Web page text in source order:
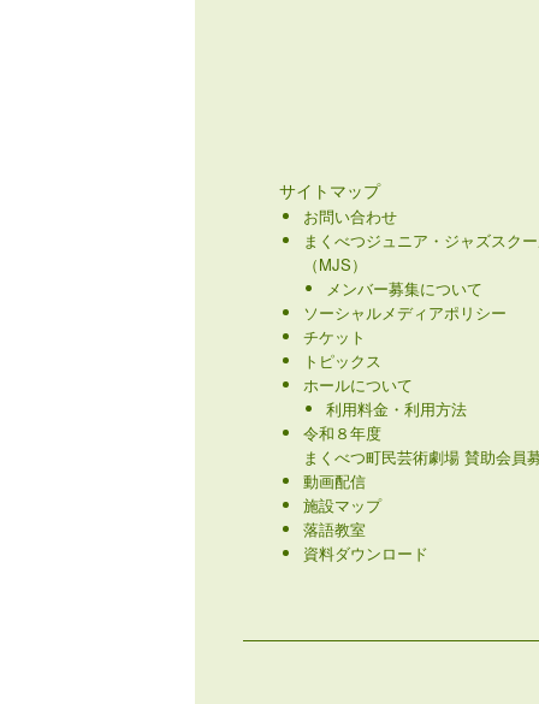
サイトマップ
お問い合わせ
まくべつジュニア・ジャズスク
（MJS）
メンバー募集について
ソーシャルメディアポリシー
チケット
トピックス
ホールについて
利用料金・利用方法
令和８年度
まくべつ町民芸術劇場 賛助会員
動画配信
施設マップ
落語教室
資料ダウンロード